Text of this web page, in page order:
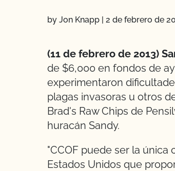
by Jon Knapp | 2 de febrero de
(11 de febrero de 2013)
de $6,000 en fondos de
experimentaron
plagas invasoras u otros
Brad's Raw Chips de
huracán Sandy.
"CCOF puede ser la
Estados Unidos que